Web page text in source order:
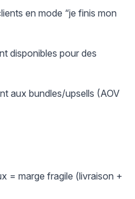
en mode “je finis mon
disponibles pour des
aux bundles/upsells (AOV
= marge fragile (livraison +